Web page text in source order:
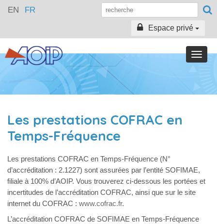
EN FR
Espace privé
Toggle
Les prestations COFRAC en
Temps-Fréquence
Les prestations COFRAC en Temps-Fréquence (N°
d’accréditation : 2.1227) sont assurées par l’entité SOFIMAE,
filiale à 100% d’AOIP. Vous trouverez ci-dessous les portées et
incertitudes de l’accréditation COFRAC, ainsi que sur le site
internet du COFRAC : www.cofrac.fr.
L’accréditation COFRAC de SOFIMAE en Temps-Fréquence